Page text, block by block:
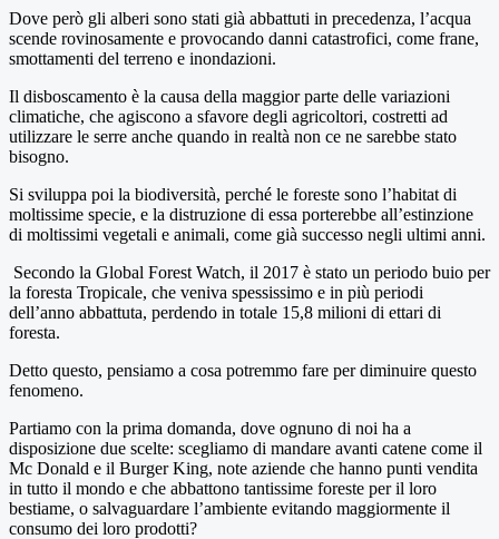
Dove però gli alberi sono stati già abbattuti in precedenza, l’acqua
scende rovinosamente e provocando danni catastrofici, come frane,
smottamenti del terreno e inondazioni.
Il disboscamento è la causa della maggior parte delle variazioni
climatiche, che agiscono a sfavore degli agricoltori, costretti ad
utilizzare le serre anche quando in realtà non ce ne sarebbe stato
bisogno.
Si sviluppa poi la biodiversità, perché le foreste sono l’habitat di
moltissime specie, e la distruzione di essa porterebbe all’estinzione
di moltissimi vegetali e animali, come già successo negli ultimi anni.
Secondo la Global Forest Watch, il 2017 è stato un periodo buio per
la foresta Tropicale, che veniva spessissimo e in più periodi
dell’anno abbattuta, perdendo in totale 15,8 milioni di ettari di
foresta.
Detto questo, pensiamo a cosa potremmo fare per diminuire questo
fenomeno.
Partiamo con la prima domanda, dove ognuno di noi ha a
disposizione due scelte: scegliamo di mandare avanti catene come il
Mc Donald e il Burger King, note aziende che hanno punti vendita
in tutto il mondo e che abbattono tantissime foreste per il loro
bestiame, o salvaguardare l’ambiente evitando maggiormente il
consumo dei loro prodotti?